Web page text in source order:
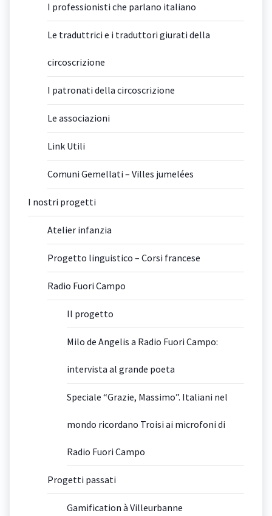
I professionisti che parlano italiano
Le traduttrici e i traduttori giurati della
circoscrizione
I patronati della circoscrizione
Le associazioni
Link Utili
Comuni Gemellati – Villes jumelées
I nostri progetti
Atelier infanzia
Progetto linguistico – Corsi francese
Radio Fuori Campo
Il progetto
Milo de Angelis a Radio Fuori Campo:
intervista al grande poeta
Speciale “Grazie, Massimo”. Italiani nel
mondo ricordano Troisi ai microfoni di
Radio Fuori Campo
Progetti passati
Gamification à Villeurbanne